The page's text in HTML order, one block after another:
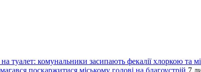
туалет: комунальники засипають фекалії хлоркою та